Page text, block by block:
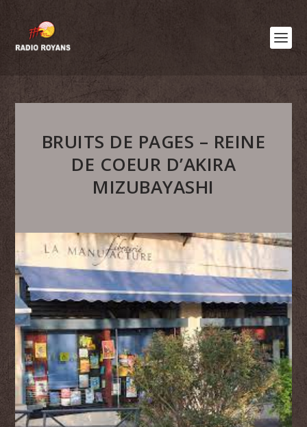
BRUITS DE PAGES – REINE
DE COEUR D’AKIRA
MIZUBAYASHI